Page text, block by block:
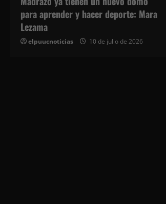
e
e
para aprender y hacer deporte: Mara
Lezama
elpuucnoticias 10 de julio de 2026